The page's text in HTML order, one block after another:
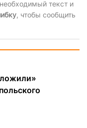
текст и
, чтобы сообщить